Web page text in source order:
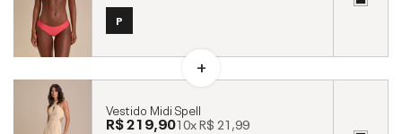
P
Vestido Midi Spell
R$ 219,9010xR$ 21,99